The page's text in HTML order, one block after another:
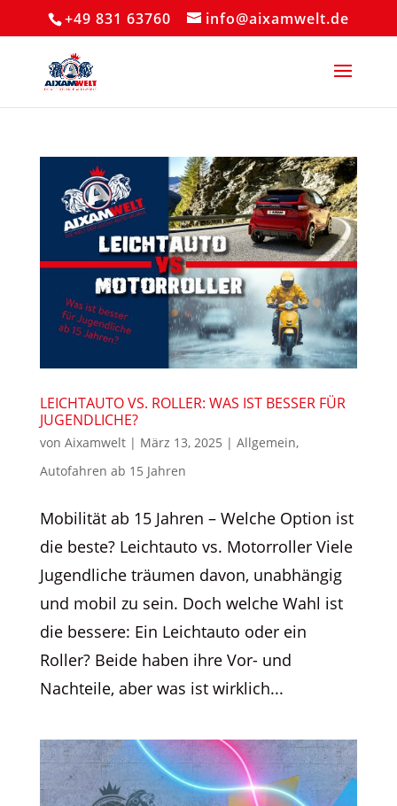
+49 831 63760 info@aixamwelt.de
LEICHTAUTO VS. ROLLER: WAS IST BESSER FÜR
JUGENDLICHE?
von Aixamwelt| März 13, 2025 | Allgemein,
Autofahren ab 15 Jahren
Mobilität ab 15 Jahren – Welche Option ist
die beste? Leichtauto vs. Motorroller Viele
Jugendliche träumen davon, unabhängig
und mobil zu sein. Doch welche Wahl ist
die bessere: Ein Leichtauto oder ein
Roller? Beide haben ihre Vor- und
Nachteile, aber was ist wirklich...